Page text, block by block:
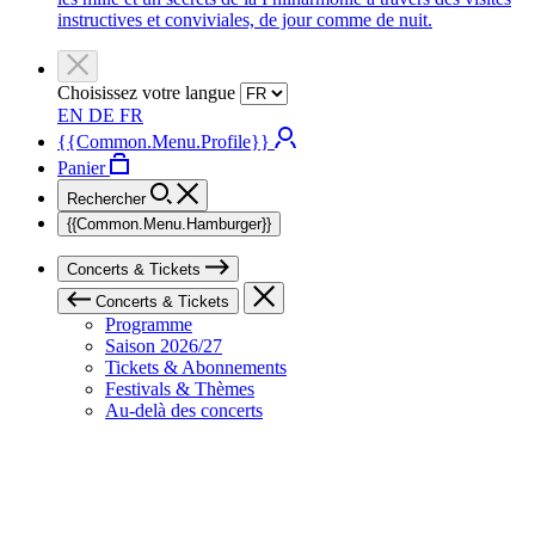
instructives et conviviales, de jour comme de nuit.
Choisissez votre langue
EN DE FR
{{Common.Menu.Profile}}
Panier
Rechercher
{{Common.Menu.Hamburger}}
Concerts & Tickets
Concerts & Tickets
Programme
Saison 2026/27
Tickets & Abonnements
Festivals & Thèmes
Au-delà des concerts